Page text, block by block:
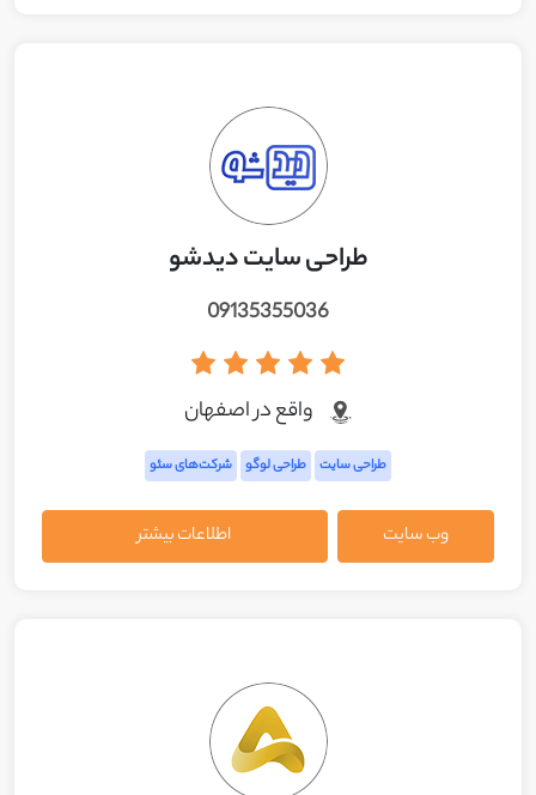
طراحی سایت دیدشو
09135355036
واقع در اصفهان
طراحی سایت طراحی لوگو شرکت‌های سئو
وب سایت اطلاعات بیشتر